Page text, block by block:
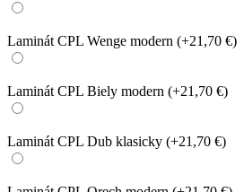
Laminát CPL Wenge modern (+21,70 €)
Laminát CPL Biely modern (+21,70 €)
Laminát CPL Dub klasicky (+21,70 €)